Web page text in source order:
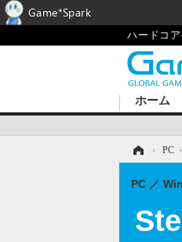
ハードコ
ホーム
› PC ›
PC
Game*Spark